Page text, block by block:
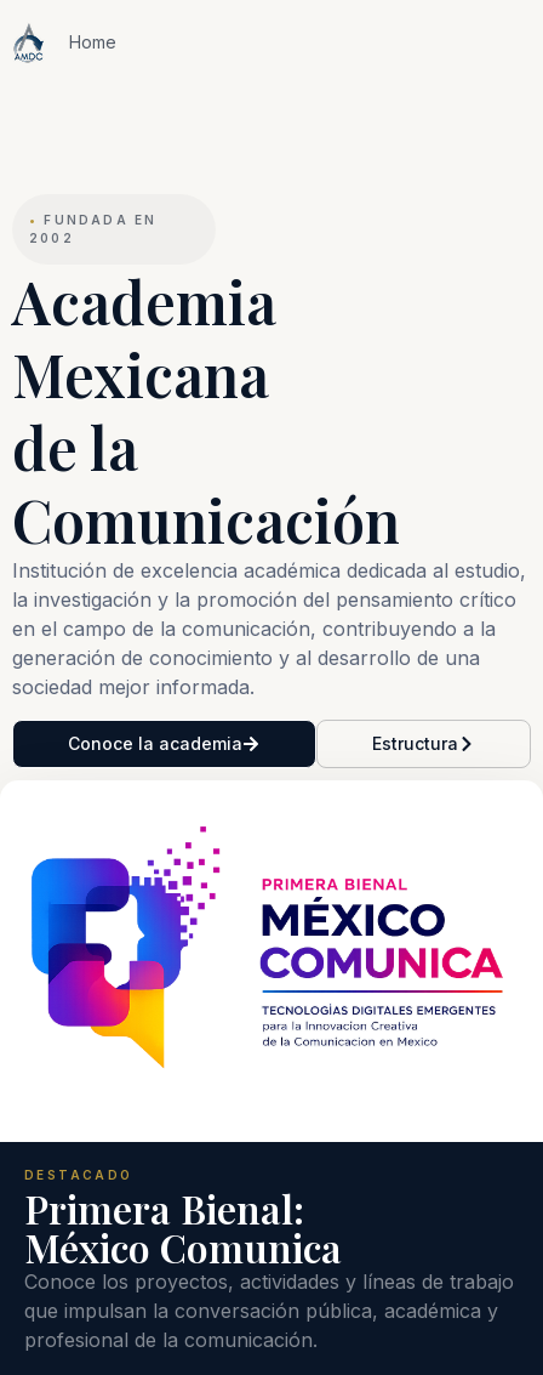
Home
•
FUNDADA EN
2002
Academia
Mexicana
de la
Comunicación
Institución de excelencia académica dedicada al estudio,
la investigación y la promoción del pensamiento crítico
en el campo de la comunicación, contribuyendo a la
generación de conocimiento y al desarrollo de una
sociedad mejor informada.
Conoce la academia Estructura
DESTACADO
Primera Bienal:
México Comunica
Conoce los proyectos, actividades y líneas de trabajo
que impulsan la conversación pública, académica y
profesional de la comunicación.